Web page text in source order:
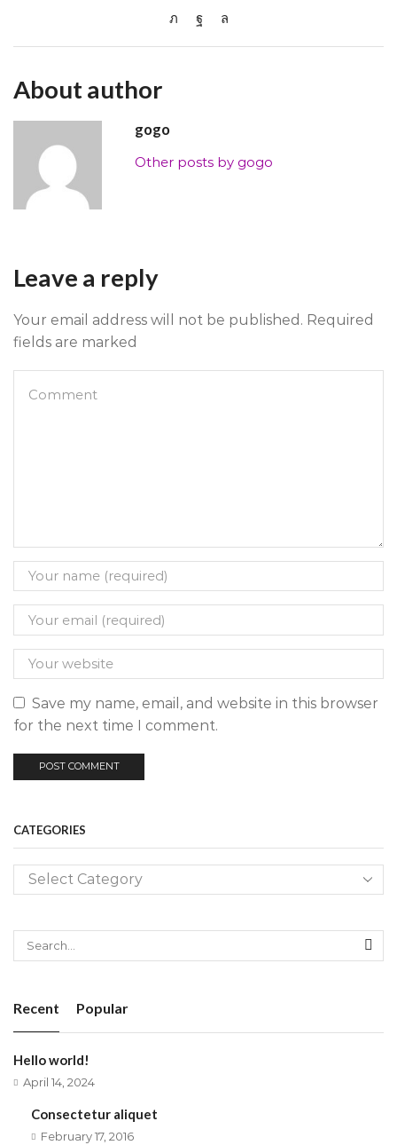
About author
gogo
Other posts by gogo
Leave a reply
Your email address will not be published. Required
fields are marked
Save my name, email, and website in this browser
for the next time I comment.
CATEGORIES
Recent Popular
Hello world!
April 14, 2024
Consectetur aliquet
February 17, 2016